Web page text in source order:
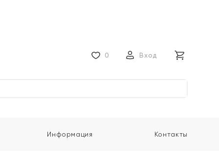
0 Вход
Информация Контакты